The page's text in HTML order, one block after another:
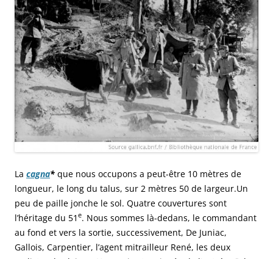
La cagna* que nous occupons a peut-être 10 mètres de
longueur, le long du talus, sur 2 mètres 50 de largeur.Un
peu de paille jonche le sol. Quatre couvertures sont
l’héritage du 51 e. Nous sommes là-dedans, le commandant
au fond et vers la sortie, successivement, De Juniac,
Gallois, Carpentier, l’agent mitrailleur René, les deux